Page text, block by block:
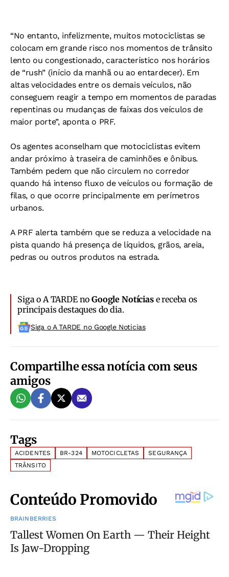
“No entanto, infelizmente, muitos motociclistas se
colocam em grande risco nos momentos de trânsito
lento ou congestionado, característico nos horários
de “rush” (início da manhã ou ao entardecer). Em
altas velocidades entre os demais veículos, não
conseguem reagir a tempo em momentos de paradas
repentinas ou mudanças de faixas dos veículos de
maior porte”, aponta o PRF.
Os agentes aconselham que motociclistas evitem
andar próximo à traseira de caminhões e ônibus.
Também pedem que não circulem no corredor
quando há intenso fluxo de veículos ou formação de
filas, o que ocorre principalmente em perímetros
urbanos.
A PRF alerta também que se reduza a velocidade na
pista quando há presença de líquidos, grãos, areia,
pedras ou outros produtos na estrada.
Siga o A TARDE noGoogle Notíciase receba os
principais destaques do dia.
Siga o A TARDE no Google Noticias
Compartilhe essa notícia com seus
amigos
Tags
ACIDENTES BR-324 MOTOCICLETAS
SEGURANÇA
TRÂNSITO